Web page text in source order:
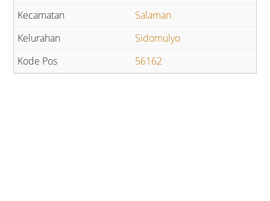
Salaman
Sidomulyo
56162